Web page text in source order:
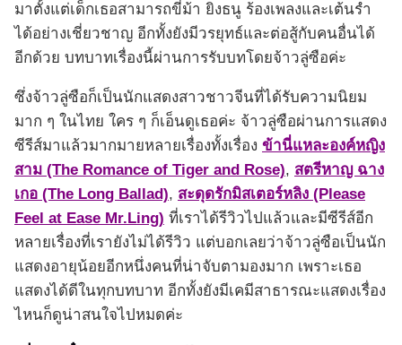
มาตั้งแต่เด็กเธอสามารถขี่ม้า ยิงธนู ร้องเพลงและเต้นรำ
ได้อย่างเชี่ยวชาญ อีกทั้งยังมีวรยุทธ์และต่อสู้กับคนอื่นได้
อีกด้วย บทบาทเรื่องนี้ผ่านการรับบทโดยจ้าวลู่ซือค่ะ
ซึ่งจ้าวลู่ซือก็เป็นนักแสดงสาวชาวจีนที่ได้รับความนิยม
มาก ๆ ในไทย ใคร ๆ ก็เอ็นดูเธอค่ะ จ้าวลู่ซือผ่านการแสดง
ซีรีส์มาแล้วมากมายหลายเรื่องทั้งเรื่อง ข้านี่แหละองค์หญิง
สาม (The Romance of Tiger and Rose), สตรีหาญ ฉาง
เกอ (The Long Ballad), สะดุดรักมิสเตอร์หลิง (Please
Feel at Ease Mr.Ling) ที่เราได้รีวิวไปแล้วและมีซีรีส์อีก
หลายเรื่องที่เรายังไม่ได้รีวิว แต่บอกเลยว่าจ้าวลู่ซือเป็นนัก
แสดงอายุน้อยอีกหนึ่งคนที่น่าจับตามองมาก เพราะเธอ
แสดงได้ดีในทุกบทบาท อีกทั้งยังมีเคมีสาธารณะแสดงเรื่อง
ไหนก็ดูน่าสนใจไปหมดค่ะ